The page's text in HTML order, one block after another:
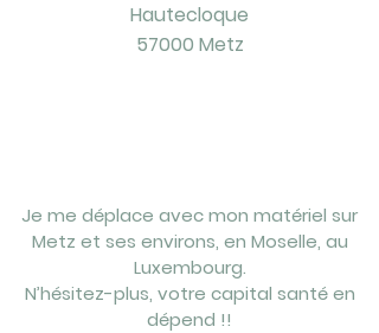
Hautecloque
57000 Metz
Je me déplace avec mon matériel sur
Metz et ses environs, en Moselle, au
Luxembourg.
N’hésitez-plus, votre capital santé en
dépend !!